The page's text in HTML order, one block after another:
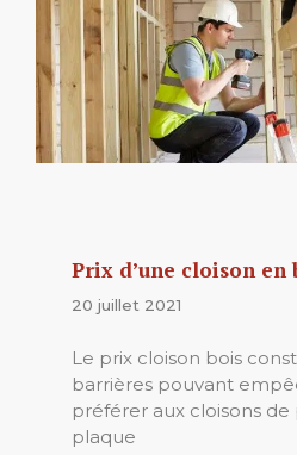
Prix d’une cloison en
20 juillet 2021
Le prix cloison bois
barrières pouvant
préférer aux cloisons
plaque